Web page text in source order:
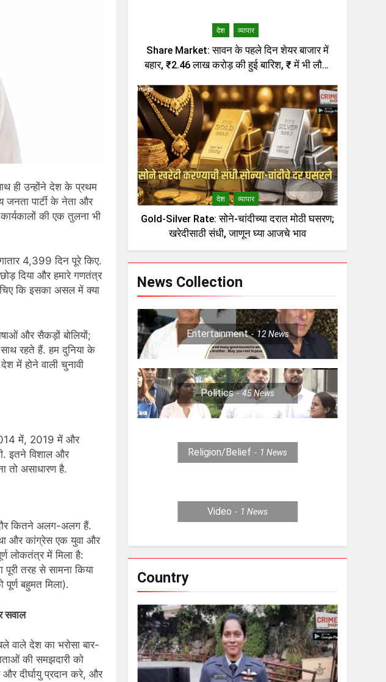
ही उन्होंने देश के प्रथम
जनता पार्टी के नेता और
की एक तुलना भी
4,399 दिन पूरे किए.
दिया और हमारे गणतंत्र
कि इसका असल में क्या
और सैकड़ों बोलियों;
रहते हैं. हम दुनिया के
में होने वाली चुनावी
में, 2019 में और
इतने विशाल और
तो असाधारण है.
कितने अलग-अलग हैं.
और कांग्रेस एक युवा और
लोकतंत्र में मिला है:
तरह से सामना किया
बहुमत मिला).
सवाल
वाले देश का भरोसा बार-
की समझदारी को
दीर्घायु प्रदान करे, और
देश व्यापार
Share Market: सावन के पहले दिन शेयर बाजार में
बहार, ₹2.46 लाख करोड़ की हुई बारिश, ₹ में भी लौटी
देश व्यापार
Gold-Silver Rate: सोने-चांदीच्या दरात मोठी घसरण;
खरेदीसाठी संधी, जाणून घ्या आजचे भाव
News Collection
Entertainment 12News
Politics 45News
Religion/Belief 1News
Video 1News
Country